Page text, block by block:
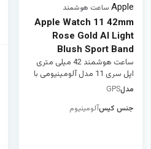
Apple
·ساعت هوشمند
Apple Watch 11 42mm
Rose Gold Al Light
Blush Sport Band
ساعت هوشمند 42 میلی متری
اپل سری 11 مدل آلومینیومی با
بند سیلیکونی
مدلGPS
جنس کیسآلومینیوم